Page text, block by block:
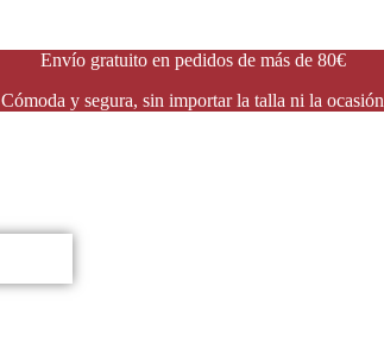
Envío gratuito en pedidos de más de 80€
Cómoda y segura, sin importar la talla ni la ocasión